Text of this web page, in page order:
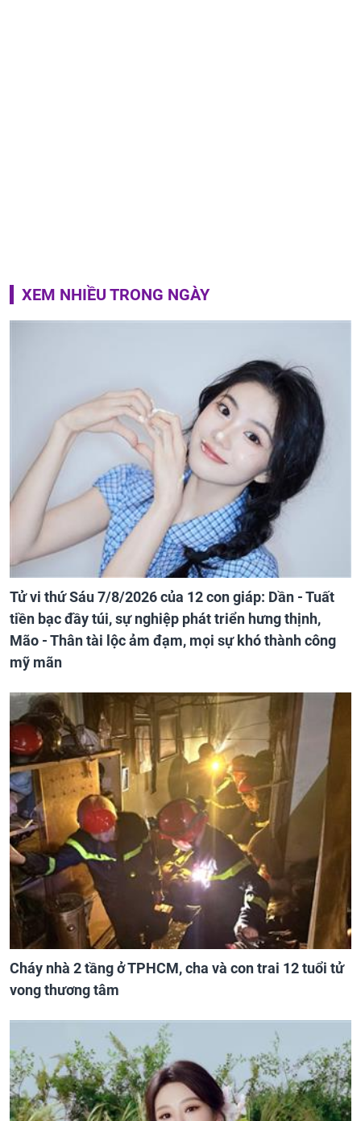
XEM NHIỀU TRONG NGÀY
Tử vi thứ Sáu 7/8/2026 của 12 con giáp: Dần - Tuất
tiền bạc đầy túi, sự nghiệp phát triển hưng thịnh,
Mão - Thân tài lộc ảm đạm, mọi sự khó thành công
mỹ mãn
Cháy nhà 2 tầng ở TPHCM, cha và con trai 12 tuổi tử
vong thương tâm